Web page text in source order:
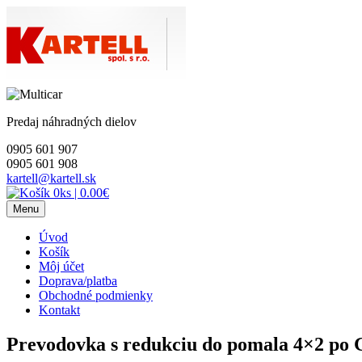
to
content
Predaj náhradných dielov
0905 601 907
0905 601 908
kartell@kartell.sk
0ks | 0.00€
Menu
Úvod
Košík
Môj účet
Doprava/platba
Obchodné podmienky
Kontakt
Prevodovka s redukciu do pomala 4×2 po